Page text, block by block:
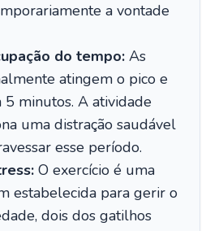
a vontade
do tempo: As
atingem o pico e
5 minutos. A atividade
uma distração saudável
esse período.
O exercício é uma
estabelecida para gerir o
dois dos gatilhos